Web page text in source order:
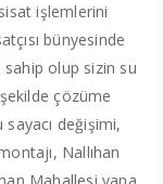
işlemlerini
bünyesinde
olup sizin su
çözüme
değişimi,
Nallıhan